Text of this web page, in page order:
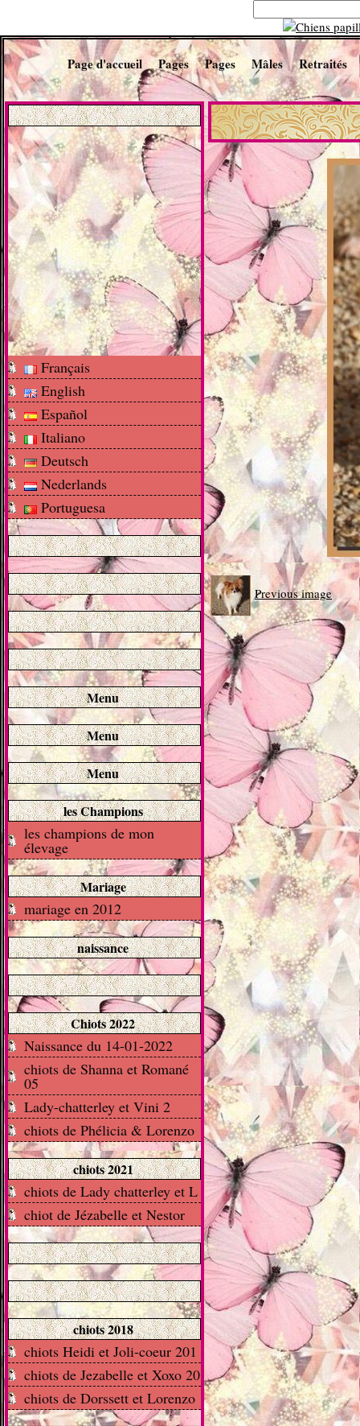
Page d'accueil Pages Pages Mâles Retraités
Français
English
Español
Italiano
Deutsch
Nederlands
Portuguesa
Menu
Menu
Menu
les Champions
les champions de mon
élevage
Mariage
mariage en 2012
naissance
Chiots 2022
Naissance du 14-01-2022
chiots de Shanna et Romané
05
Lady-chatterley et Vini 2
chiots de Phélicia & Lorenzo
chiots 2021
chiots de Lady chatterley et L
chiot de Jézabelle et Nestor
chiots 2018
chiots Heidi et Joli-coeur 201
chiots de Jezabelle et Xoxo 20
chiots de Dorssett et Lorenzo
Previous image